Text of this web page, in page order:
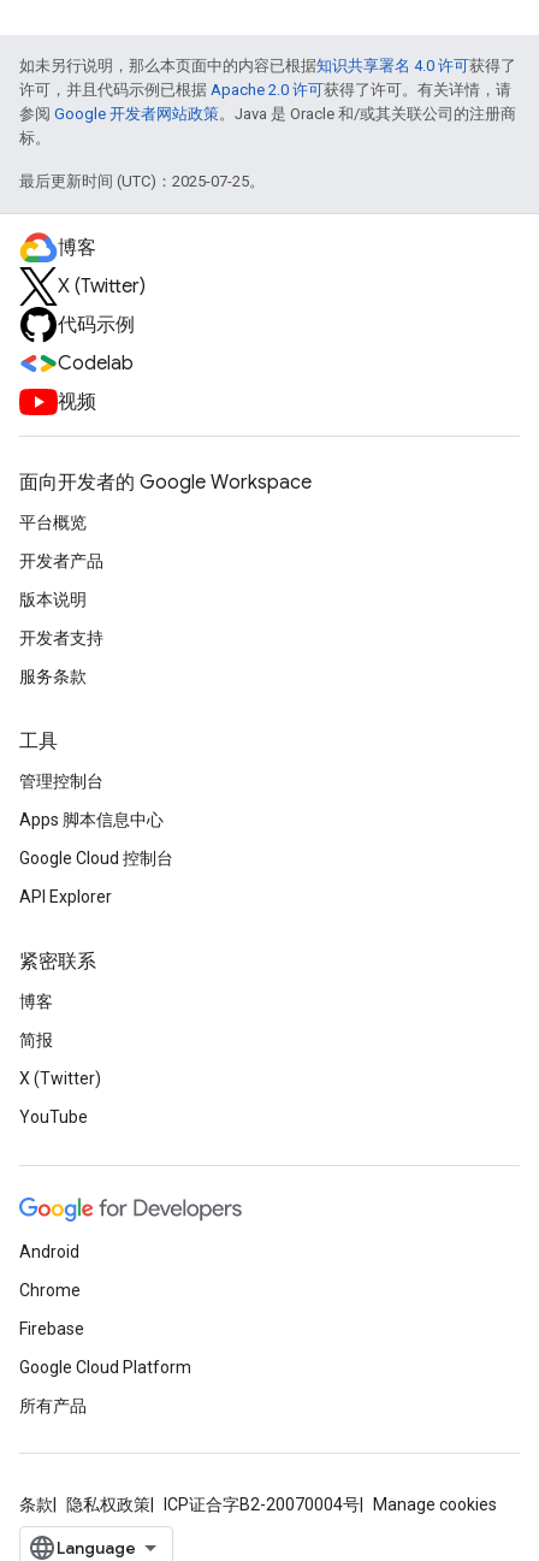
如未另行说明，那么本页面中的内容已根据知识共享署名 4.0 许可获得了
许可，并且代码示例已根据 Apache 2.0 许可获得了许可。有关详情，请
参阅 Google 开发者网站政策。Java 是 Oracle 和/或其关联公司的注册商
标。
最后更新时间 (UTC)：2025-07-25。
博客
X (Twitter)
代码示例
Codelab
视频
面向开发者的 Google Workspace
平台概览
开发者产品
版本说明
开发者支持
服务条款
工具
管理控制台
Apps 脚本信息中心
Google Cloud 控制台
API Explorer
紧密联系
博客
简报
X (Twitter)
YouTube
Android
Chrome
Firebase
Google Cloud Platform
所有产品
条款 隐私权政策 ICP证合字B2-20070004号 Manage cookies